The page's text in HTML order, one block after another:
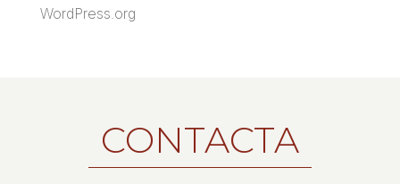
WordPress.org
CONTACTA